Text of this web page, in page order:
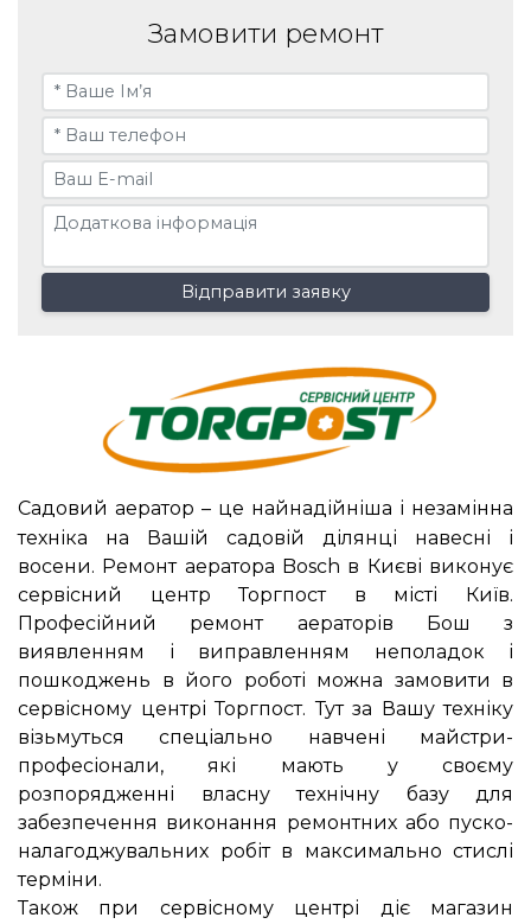
Садовий аератор – це найнадійніша і незамінна
техніка на Вашій садовій ділянці навесні і
восени. Ремонт аератора Bosch в Києві виконує
сервісний центр Торгпост в місті Київ.
Професійний ремонт аераторів Бош з
виявленням і виправленням неполадок і
пошкоджень в його роботі можна замовити в
сервісному центрі Торгпост. Тут за Вашу техніку
візьмуться спеціально навчені майстри-
професіонали, які мають у своєму
розпорядженні власну технічну базу для
забезпечення виконання ремонтних або пуско-
налагоджувальних робіт в максимально стислі
терміни.
Також при сервісному центрі діє магазин
Замовити ремонт
Відправити заявку